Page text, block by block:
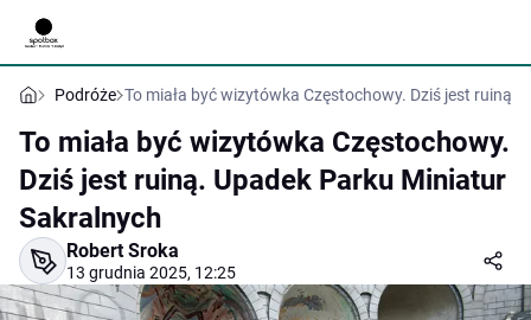
Podróże To miała być wizytówka Częstochowy. Dziś jest ruiną.
To miała być wizytówka Częstochowy.
Dziś jest ruiną. Upadek Parku Miniatur
Sakralnych
Robert Sroka
13 grudnia 2025, 12:25